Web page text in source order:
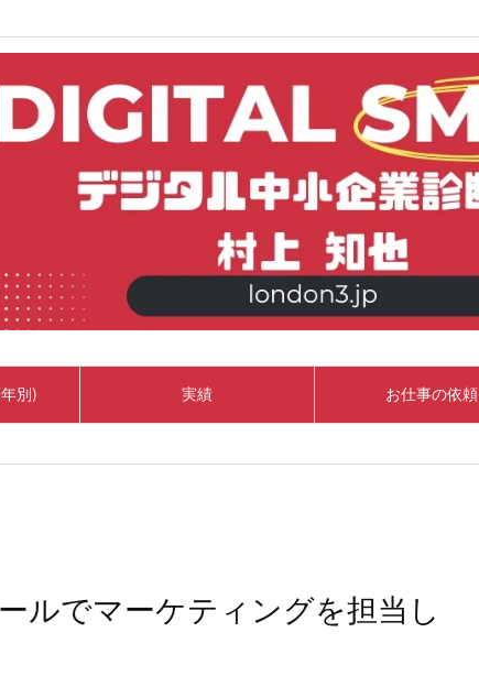
別) 実績 お仕事の依頼
ルでマーケティングを担当し